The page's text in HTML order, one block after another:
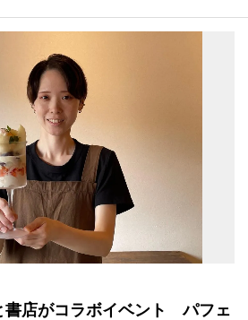
書店がコラボイベント パフェ